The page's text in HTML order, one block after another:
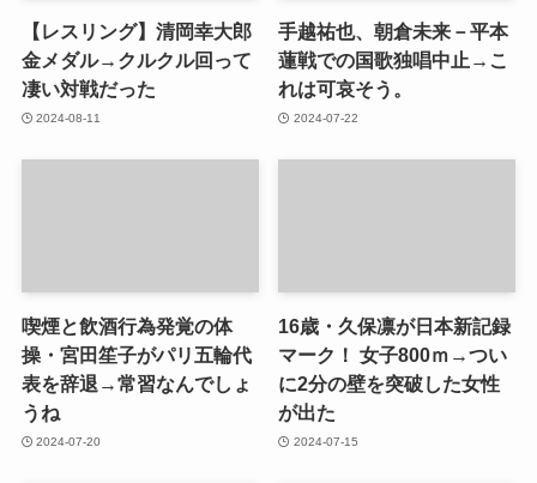
【レスリング】清岡幸大郎
金メダル→クルクル回って
凄い対戦だった
2024-08-11
手越祐也、朝倉未来－平本
蓮戦での国歌独唱中止→こ
れは可哀そう。
2024-07-22
喫煙と飲酒行為発覚の体
操・宮田笙子がパリ五輪代
表を辞退→常習なんでしょ
うね
2024-07-20
16歳・久保凛が日本新記録
マーク！ 女子800ｍ→つい
に2分の壁を突破した女性
が出た
2024-07-15